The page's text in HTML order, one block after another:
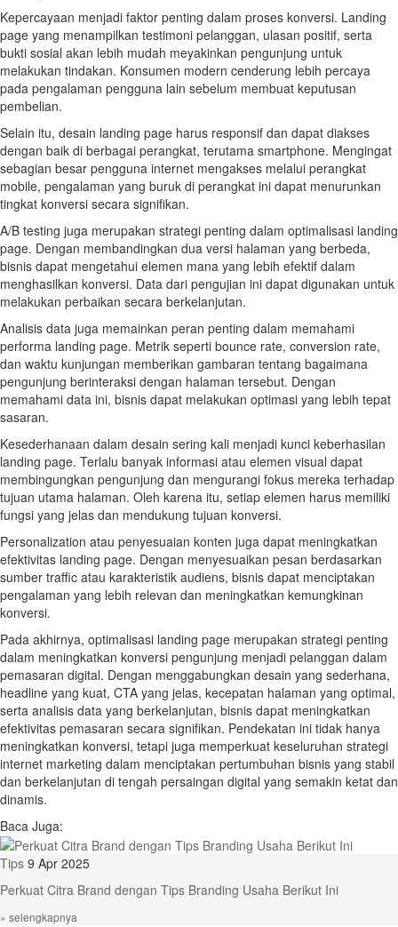
Kepercayaan menjadi faktor penting dalam proses konversi. Landing
page yang menampilkan testimoni pelanggan, ulasan positif, serta
bukti sosial akan lebih mudah meyakinkan pengunjung untuk
melakukan tindakan. Konsumen modern cenderung lebih percaya
pada pengalaman pengguna lain sebelum membuat keputusan
pembelian.
Selain itu, desain landing page harus responsif dan dapat diakses
dengan baik di berbagai perangkat, terutama smartphone. Mengingat
sebagian besar pengguna internet mengakses melalui perangkat
mobile, pengalaman yang buruk di perangkat ini dapat menurunkan
tingkat konversi secara signifikan.
A/B testing juga merupakan strategi penting dalam optimalisasi landing
page. Dengan membandingkan dua versi halaman yang berbeda,
bisnis dapat mengetahui elemen mana yang lebih efektif dalam
menghasilkan konversi. Data dari pengujian ini dapat digunakan untuk
melakukan perbaikan secara berkelanjutan.
Analisis data juga memainkan peran penting dalam memahami
performa landing page. Metrik seperti bounce rate, conversion rate,
dan waktu kunjungan memberikan gambaran tentang bagaimana
pengunjung berinteraksi dengan halaman tersebut. Dengan
memahami data ini, bisnis dapat melakukan optimasi yang lebih tepat
sasaran.
Kesederhanaan dalam desain sering kali menjadi kunci keberhasilan
landing page. Terlalu banyak informasi atau elemen visual dapat
membingungkan pengunjung dan mengurangi fokus mereka terhadap
tujuan utama halaman. Oleh karena itu, setiap elemen harus memiliki
fungsi yang jelas dan mendukung tujuan konversi.
Personalization atau penyesuaian konten juga dapat meningkatkan
efektivitas landing page. Dengan menyesuaikan pesan berdasarkan
sumber traffic atau karakteristik audiens, bisnis dapat menciptakan
pengalaman yang lebih relevan dan meningkatkan kemungkinan
konversi.
Pada akhirnya, optimalisasi landing page merupakan strategi penting
dalam meningkatkan konversi pengunjung menjadi pelanggan dalam
pemasaran digital. Dengan menggabungkan desain yang sederhana,
headline yang kuat, CTA yang jelas, kecepatan halaman yang optimal,
serta analisis data yang berkelanjutan, bisnis dapat meningkatkan
efektivitas pemasaran secara signifikan. Pendekatan ini tidak hanya
meningkatkan konversi, tetapi juga memperkuat keseluruhan strategi
internet marketing dalam menciptakan pertumbuhan bisnis yang stabil
dan berkelanjutan di tengah persaingan digital yang semakin ketat dan
dinamis.
Baca Juga:
Tips 9 Apr 2025
Perkuat Citra Brand dengan Tips Branding Usaha Berikut Ini
» selengkapnya